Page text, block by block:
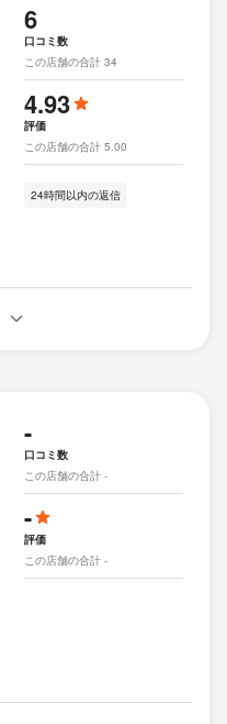
6
口コミ数
この店舗の合計 34
4.93
評価
この店舗の合計 5.00
24時間以内の返信
-
口コミ数
この店舗の合計 -
-
評価
この店舗の合計 -